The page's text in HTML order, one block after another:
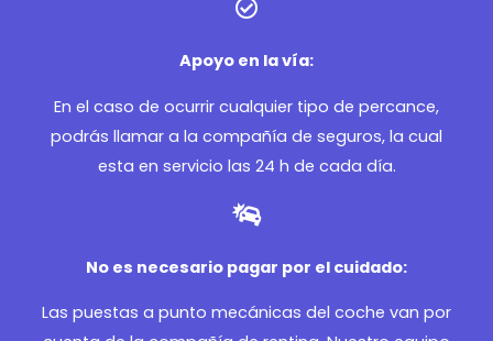
Apoyo en la vía:
En el caso de ocurrir cualquier tipo de percance,
podrás llamar a la compañía de seguros, la cual
esta en servicio las 24 h de cada día.
No es necesario pagar por el cuidado:
Las puestas a punto mecánicas del coche van por